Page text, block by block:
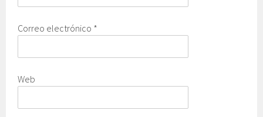
Correo electrónico *
Web